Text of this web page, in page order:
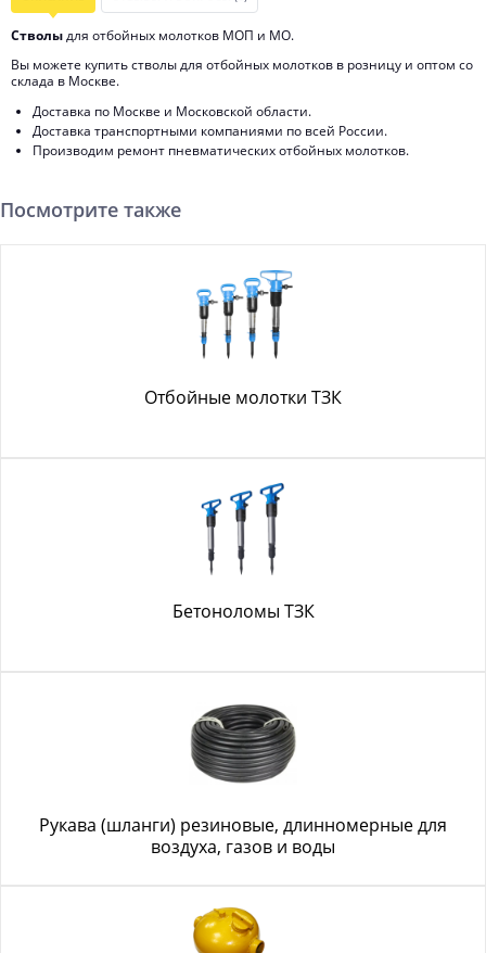
Стволыдля отбойных молотков МОП и МО.
Вы можете купить стволы для отбойных молотков в розницу и оптом со
склада в Москве.
Доставка по Москве и Московской области.
Доставка транспортными компаниями по всей России.
Производим ремонт пневматических отбойных молотков.
Посмотрите также
Отбойные молотки ТЗК
Бетоноломы ТЗК
Рукава (шланги) резиновые, длинномерные для
воздуха, газов и воды